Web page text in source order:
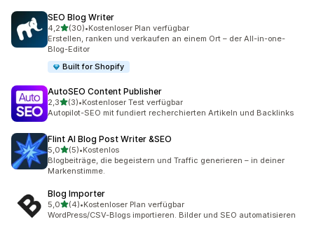
SEO Blog Writer
4,2von 5 Sternen
(30)
30 Rezensionen insgesamt
•Kostenloser Plan verfügbar
Erstellen, ranken und verkaufen an einem Ort – der All-in-one-
Blog-Editor
Built for Shopify
AutoSEO Content Publisher
2,3von 5 Sternen
(3)
3 Rezensionen insgesamt
•Kostenloser Test verfügbar
Autopilot-SEO mit fundiert recherchierten Artikeln und Backlinks
Flint AI Blog Post Writer &SEO
5,0von 5 Sternen
(5)
5 Rezensionen insgesamt
•Kostenlos
Blogbeiträge, die begeistern und Traffic generieren – in deiner
Markenstimme.
Blog Importer
5,0von 5 Sternen
(4)
4 Rezensionen insgesamt
•Kostenloser Plan verfügbar
WordPress/CSV-Blogs importieren. Bilder und SEO automatisieren